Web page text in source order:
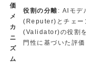
価
メ
カ
ニ
ズ
ム
役割の分離: AIモデ
(Reputer)とチェー
(Validator)の役割
門性に基づいた評価